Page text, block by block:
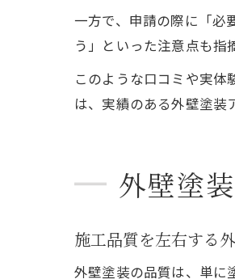
一方で、申請の際に「必
う」といった注意点も指
このような口コミや実
は、実績のある外壁塗装
外壁塗
施工品質を左右する
外壁塗装の品質は、単に